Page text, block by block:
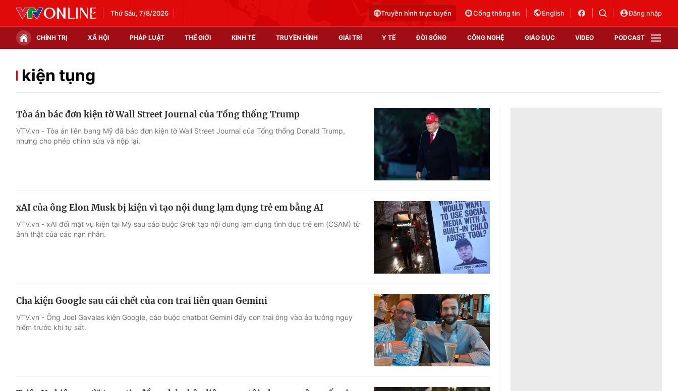
Thứ Sáu, 7/8/2026 Truyền hình trực tuyến Cổng thông tin English Đăng nhập
CHÍNH TRỊ XÃ HỘI PHÁP LUẬT THẾ GIỚI KINH TẾ TRUYỀN HÌNH GIẢI TRÍ Y TẾ ĐỜI SỐNG CÔNG NGHỆ GIÁO DỤC VIDEO PODCAST
Chính trị
Thế giới đó đây
Giải sao mai
Shorts video
Podcast
EMagazine
Photo
Infographic
Góc ảnh
Điện ảnh
Âm nhạc
Sao
Du lịch
Làm đẹp
Học trực tuyến
Công nghệ
Hitech Công nghệ tương lai
Sản phẩm
Thị trường
Tư vấn
VTV Sức khoẻ
kiện tụng
Tòa án bác đơn kiện tờ Wall Street Journal của Tổng thống Trump
VTV.vn - Tòa án liên bang Mỹ đã bác đơn kiện tờ Wall Street Journal của Tổng thống Donald Trump,
nhưng cho phép chỉnh sửa và nộp lại.
xAI của ông Elon Musk bị kiện vì tạo nội dung lạm dụng trẻ em bằng AI
VTV.vn - xAI đối mặt vụ kiện tại Mỹ sau cáo buộc Grok tạo nội dung lạm dụng tình dục trẻ em (CSAM) từ
ảnh thật của các nạn nhân.
Cha kiện Google sau cái chết của con trai liên quan Gemini
VTV.vn - Ông Joel Gavalas kiện Google, cáo buộc chatbot Gemini đẩy con trai ông vào ảo tưởng nguy
hiểm trước khi tự sát.